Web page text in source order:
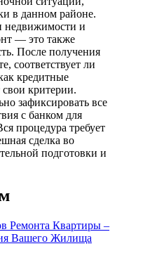
в данном районе.
недвижимости и
— это также
После получения
соответствует ли
кредитные
критерии.
зафиксировать все
с банком для
процедура требует
сделка во
подготовки и
Ремонта Квартиры –
Вашего Жилища